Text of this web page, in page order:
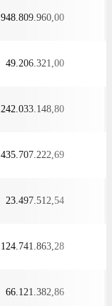
948.809.960,00
49.206.321,00
242.033.148,80
435.707.222,69
23.497.512,54
124.741.863,28
66.121.382,86